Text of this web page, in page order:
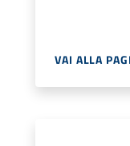
VAI ALLA